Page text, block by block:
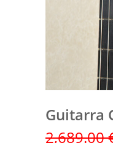
Guitarra
2,689.00